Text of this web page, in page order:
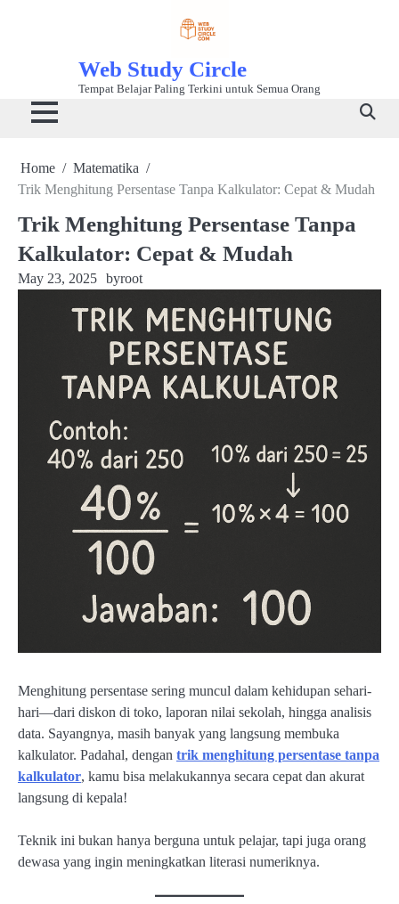
Web Study Circle
Tempat Belajar Paling Terkini untuk Semua Orang
Home
Matematika
Trik Menghitung Persentase Tanpa Kalkulator: Cepat & Mudah
Trik Menghitung Persentase Tanpa
Kalkulator: Cepat & Mudah
May 23, 2025 byroot
Menghitung persentase sering muncul dalam kehidupan sehari-
hari—dari diskon di toko, laporan nilai sekolah, hingga analisis
data. Sayangnya, masih banyak yang langsung membuka
kalkulator. Padahal, dengan trik menghitung persentase tanpa
kalkulator, kamu bisa melakukannya secara cepat dan akurat
langsung di kepala!
Teknik ini bukan hanya berguna untuk pelajar, tapi juga orang
dewasa yang ingin meningkatkan literasi numeriknya.